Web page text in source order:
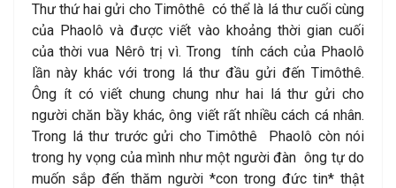
Thư thứ hai gửi cho Timôthê có thể là lá thư cuối cùng
của Phaolô và được viết vào khoảng thời gian cuối
của thời vua Nêrô trị vì. Trong tính cách của Phaolô
lần này khác với trong lá thư đầu gửi đến Timôthê.
Ông ít có viết chung chung như hai lá thư gửi cho
người chăn bầy khác, ông viết rất nhiều cách cá nhân.
Trong lá thư trước gửi cho Timôthê Phaolô còn nói
trong hy vọng của mình như một người đàn ông tự do
muốn sắp đến thăm người *con trong đức tin* thật